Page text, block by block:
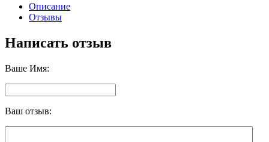
Описание
Отзывы
Написать отзыв
Ваше Имя:
Ваш отзыв: